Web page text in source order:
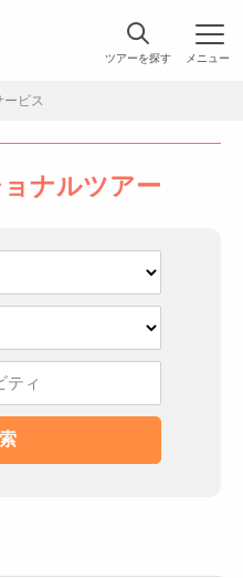
ツアーを探す
ービス
ナルツアー
メニュー